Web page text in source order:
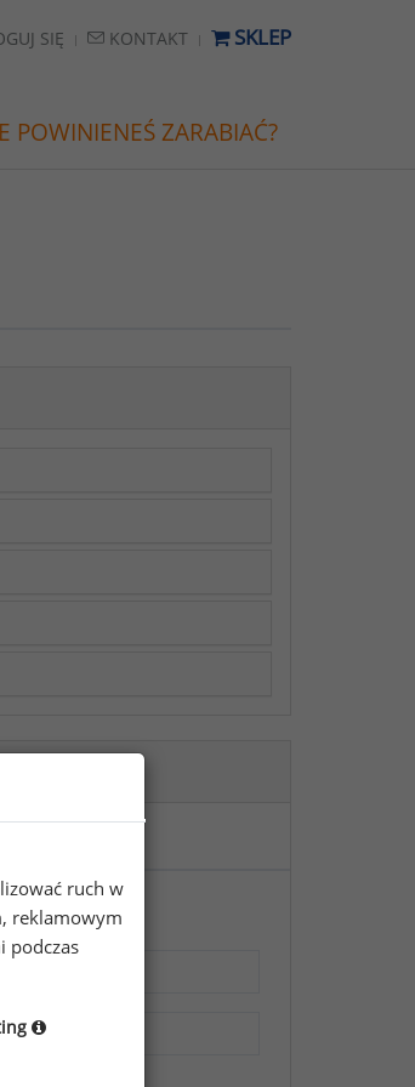
SIĘ KONTAKT SKLEP
POWINIENEŚ ZARABIAĆ?
ruch w
reklamowym
podczas